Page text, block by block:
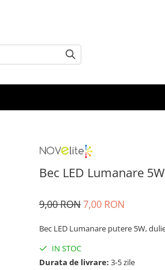
Bec LED Lumanare
9,00 RON7,00 RON
Bec LED Lumanare putere 5W,
IN STOC
Durata de livrare: 3-5 zile